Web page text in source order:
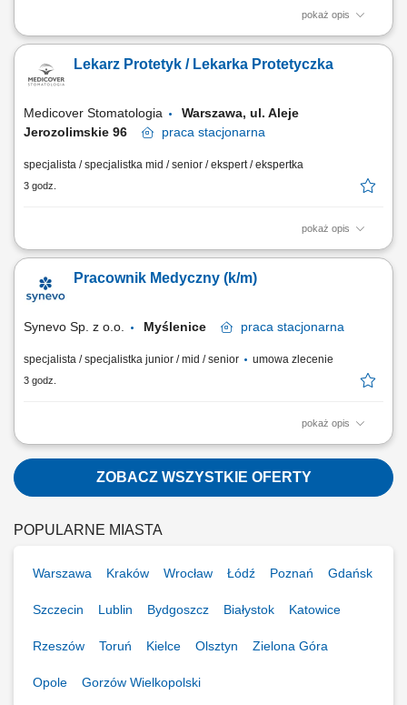
pokaż opis
Zapraszamy do współpracy lekarzy dentystów: posiadających prawo
aparatami stałymi, ruchomymi i/lub Invisalign®, otwartych na rozwój w
dużym, interdyscyplinarnym zespole, chętnych do współpracy na 2
Lekarz Protetyk / Lekarka Protetyczka
Medicover Stomatologia
Warszawa, ul. Aleje
Jerozolimskie 96
praca stacjonarna
specjalista / specjalistka mid / senior / ekspert / ekspertka
3 godz.
pokaż opis
Zapraszamy do współpracy lekarzy dentystów/ lekarki dentystki z
obejmować: prowadzenie konsultacji protetycznych, diagnoza potrzeb
pacjenta i opracowywanie indywidualnych planów leczenia,
Pracownik Medyczny (k/m)
Synevo Sp. z o.o. Myślenice praca stacjonarna
specjalista / specjalistka junior / mid / senior umowa zlecenie
3 godz.
pokaż opis
Opis stanowiska: Obsługa Pacjentów w Punkcie Pobrań; Wykonywanie
czynności medycznych w zakresie działania Punktu Pobrań;
Prowadzenie dokumentacji medycznej zgodnie ze standardami Punktu
Pobrań; Obsługa kasy fiskalnej i systemu komputerowego do obsługi
ZOBACZ WSZYSTKIE OFERTY
POPULARNE MIASTA
Warszawa Kraków Wrocław Łódź Poznań Gdańsk
Szczecin Lublin Bydgoszcz Białystok Katowice
Rzeszów Toruń Kielce Olsztyn Zielona Góra
Opole Gorzów Wielkopolski